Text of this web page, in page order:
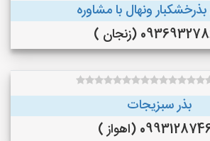
ونهال با مشاوره
(زنجان )
بذر سبزیجات
(اهواز )